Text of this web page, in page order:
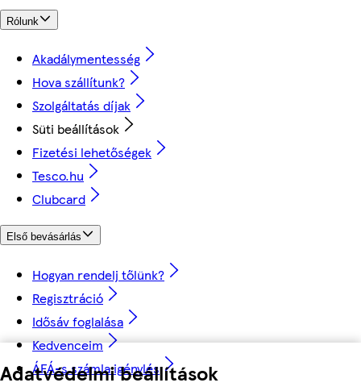
Adatvédelmi beállítások
Rólunk
Akadálymentesség
Hova szállítunk?
Szolgáltatás díjak
Süti beállítások
Fizetési lehetőségek
Tesco.hu
Clubcard
Első bevásárlás
Hogyan rendelj tőlünk?
Regisztráció
Idősáv foglalása
Kedvenceim
ÁFÁ-s számla igénylés